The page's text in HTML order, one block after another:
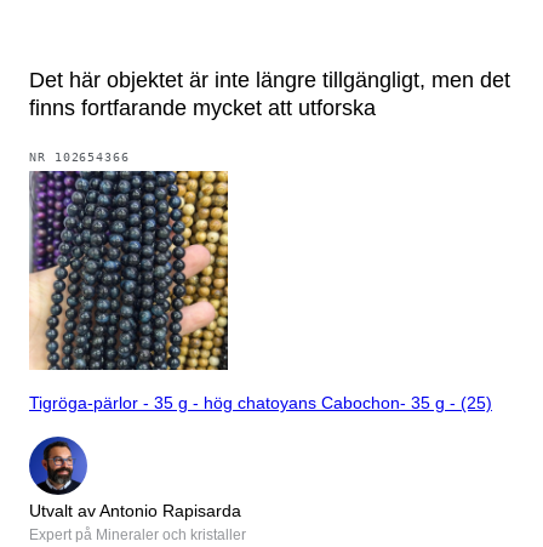
Det här objektet är inte längre tillgängligt, men det
finns fortfarande mycket att utforska
NR 102654366
Tigröga-pärlor - 35 g - hög chatoyans Cabochon- 35 g - (25)
Utvalt av Antonio Rapisarda
Expert på Mineraler och kristaller